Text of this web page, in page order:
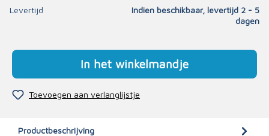
Levertijd
Indien beschikbaar, levertijd 2 - 5
dagen
In het winkelmandje
Toevoegen aan verlanglijstje
Productbeschrijving